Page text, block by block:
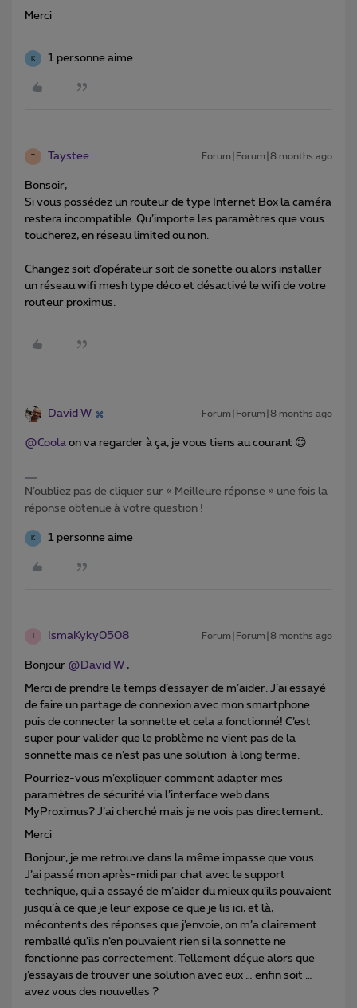
Merci
K 1 personne aime
T Taystee Forum|Forum|8 months ago
Bonsoir,
Si vous possédez un routeur de type Internet Box la caméra
restera incompatible. Qu’importe les paramètres que vous
toucherez, en réseau limited ou non.
Changez soit d’opérateur soit de sonette ou alors installer
un réseau wifi mesh type déco et désactivé le wifi de votre
routeur proximus.
David W Forum|Forum|8 months ago
@Coola on va regarder à ça, je vous tiens au courant 😊
N’oubliez pas de cliquer sur « Meilleure réponse » une fois la
réponse obtenue à votre question !
K 1 personne aime
IsmaKyky0508 Forum|Forum|8 months ago
Bonjour ​ @David W ,
Merci de prendre le temps d’essayer de m’aider. J’ai essayé
de faire un partage de connexion avec mon smartphone
puis de connecter la sonnette et cela a fonctionné! C’est
super pour valider que le problème ne vient pas de la
sonnette mais ce n’est pas une solution à long terme.
Pourriez-vous m’expliquer comment adapter mes
paramètres de sécurité via l’interface web dans
MyProximus? J’ai cherché mais je ne vois pas directement.
Merci
Bonjour, je me retrouve dans la même impasse que vous.
J’ai passé mon après-midi par chat avec le support
technique, qui a essayé de m’aider du mieux qu’ils pouvaient
jusqu’à ce que je leur expose ce que je lis ici, et là,
mécontents des réponses que j’envoie, on m’a clairement
remballé qu’ils n’en pouvaient rien si la sonnette ne
fonctionne pas correctement. Tellement déçue alors que
j’essayais de trouver une solution avec eux … enfin soit …
avez vous des nouvelles ?